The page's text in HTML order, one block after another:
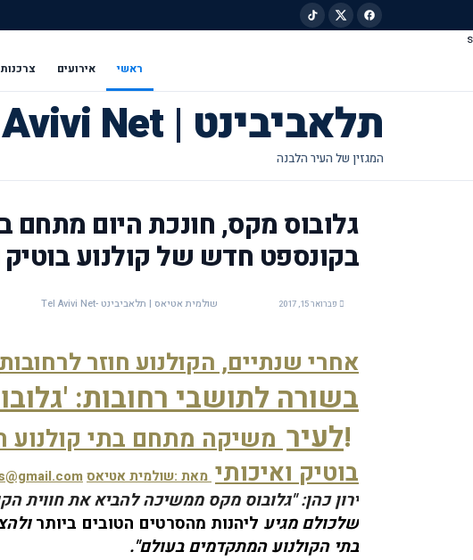
s
ראשי אירועים צרכנות
תלאביבינט | Tel Avivi Net
גלובוס מקס, חונכת היום מתחם
בקונספט חדש של קולנוע בוטיק
פברואר 15, 2017 שולמית אטיאס | תלאביבינט -Tel Avivi Net
אחרי שנתיים, הקולנוע חוזר לרחובות
לעיר!
משיקה מתחם בתי קולנוע חדש המעניק חוויה של קולנוע
בוטיק ואיכותי
ירון כהן: "גלובוס מקס ממשיכה להביא את חווית
שלכולם מגיע ליהנות מהסרטים הטובים ביותר
בתי הקולנוע המתקדמים בעולם".